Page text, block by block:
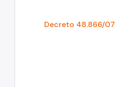
Decreto 48.866/07